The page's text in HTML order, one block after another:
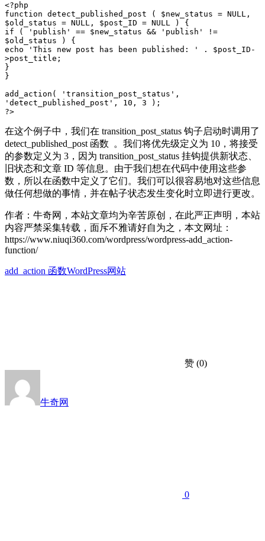
<?php
function detect_published_post ( $new_status = NULL,
$old_status = NULL, $post_ID = NULL ) {
if ( 'publish' == $new_status && 'publish' !=
$old_status ) {
echo 'This new post has been published: ' . $post_ID-
>post_title;
}
}
add_action( 'transition_post_status',
'detect_published_post', 10, 3 );
?>
在这个例子中，我们在 transition_post_status 钩子启动时调用了
detect_published_post 函数 。我们将优先级定义为 10，将接受
的参数定义为 3，因为 transition_post_status 挂钩提供新状态、
旧状态和文章 ID 等信息。由于我们想在代码中使用这些参
数，所以在函数中定义了它们。我们可以很容易地对这些信息
做任何想做的事情，并在帖子状态发生变化时立即进行更改。
作者：牛奇网，本站文章均为辛苦原创，在此严正声明，本站
内容严禁采集转载，面斥不雅请好自为之，本文网址：
https://www.niuqi360.com/wordpress/wordpress-add_action-
function/
add_action 函数WordPress网站
赞 (0)
牛奇网
0